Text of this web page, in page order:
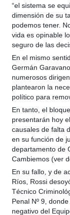
“el sistema se
dimensión de su
podemos tener.
vida es opinable
seguro de las
En el mismo
Germán
numerosos
plantearon la
político para
En tanto, el
presentarán hoy
causales de falta
en su función de
departamento de
Cambiemos (ver
En su fallo, y de
Ríos, Rossi
Técnico
Penal Nº 9,
negativo del